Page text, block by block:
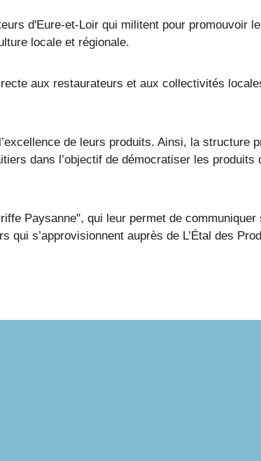
d'Eure-et-Loir qui militent pour promouvoir
locale et régionale.
aux restaurateurs et aux collectivités
de leurs produits. Ainsi, la structure
dans l’objectif de démocratiser les produits
Paysanne", qui leur permet de
s’approvisionnent auprès de L’Étal des